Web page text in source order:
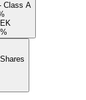
Class A
%